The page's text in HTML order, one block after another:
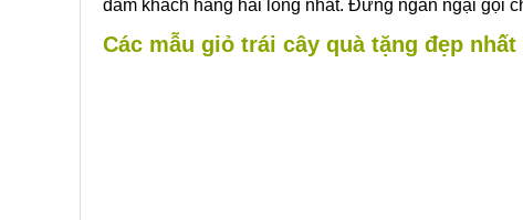
đảm khách hàng hài lòng nhất. Đừng ngần ngại gọi
Các mẫu giỏ trái cây quà tặng đẹp